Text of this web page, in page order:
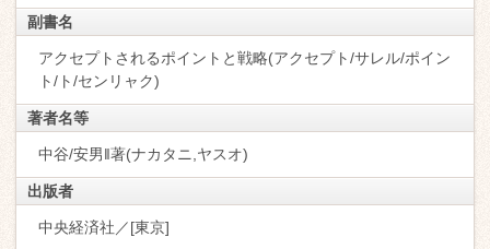
副書名
アクセプトされるポイントと戦略(アクセプト/サレル/ポイン
ト/ト/センリャク)
著者名等
中谷/安男‖著(ナカタニ,ヤスオ)
出版者
中央経済社／[東京]